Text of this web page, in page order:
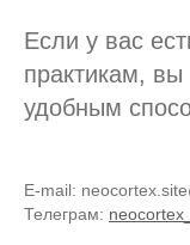
Если у вас
практикам,
удобным
E-mail:
Телеграм: